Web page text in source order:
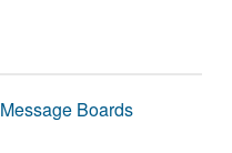
Message Boards